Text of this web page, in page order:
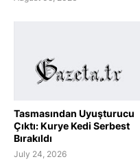
Tasmasından Uyuşturucu
Çıktı: Kurye Kedi Serbest
Bırakıldı
July 24, 2026